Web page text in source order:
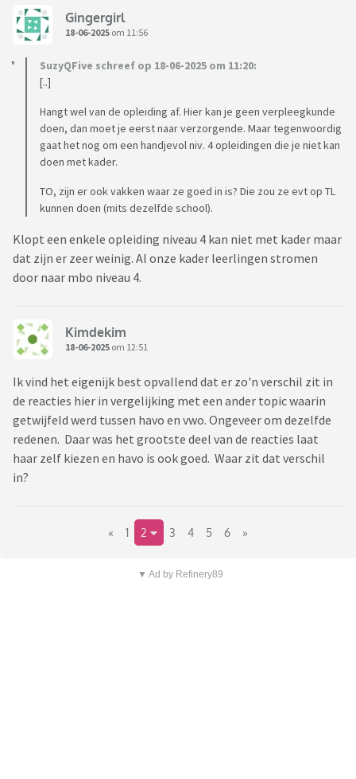
Gingergirl
18-06-2025 om 11:56
SuzyQFive schreef op 18-06-2025 om 11:20:
[..]
Hangt wel van de opleiding af. Hier kan je geen verpleegkunde
doen, dan moet je eerst naar verzorgende. Maar tegenwoordig
gaat het nog om een handjevol niv. 4 opleidingen die je niet kan
doen met kader.
TO, zijn er ook vakken waar ze goed in is? Die zou ze evt op TL
kunnen doen (mits dezelfde school).
Klopt een enkele opleiding niveau 4 kan niet met kader maar
dat zijn er zeer weinig. Al onze kader leerlingen stromen
door naar mbo niveau 4.
Kimdekim
18-06-2025 om 12:51
Ik vind het eigenijk best opvallend dat er zo'n verschil zit in
de reacties hier in vergelijking met een ander topic waarin
getwijfeld werd tussen havo en vwo. Ongeveer om dezelfde
redenen. Daar was het grootste deel van de reacties laat
haar zelf kiezen en havo is ook goed. Waar zit dat verschil
in?
« 1 2 3 4 5 6 »
▼ Ad by Refinery89